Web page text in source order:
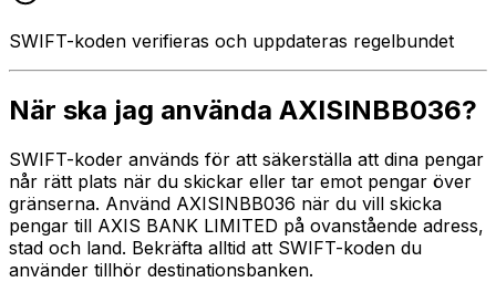
SWIFT-koden verifieras och uppdateras regelbundet
När ska jag använda AXISINBB036?
SWIFT-koder används för att säkerställa att dina pengar
når rätt plats när du skickar eller tar emot pengar över
gränserna. Använd AXISINBB036 när du vill skicka
pengar till AXIS BANK LIMITED på ovanstående adress,
stad och land. Bekräfta alltid att SWIFT-koden du
använder tillhör destinationsbanken.